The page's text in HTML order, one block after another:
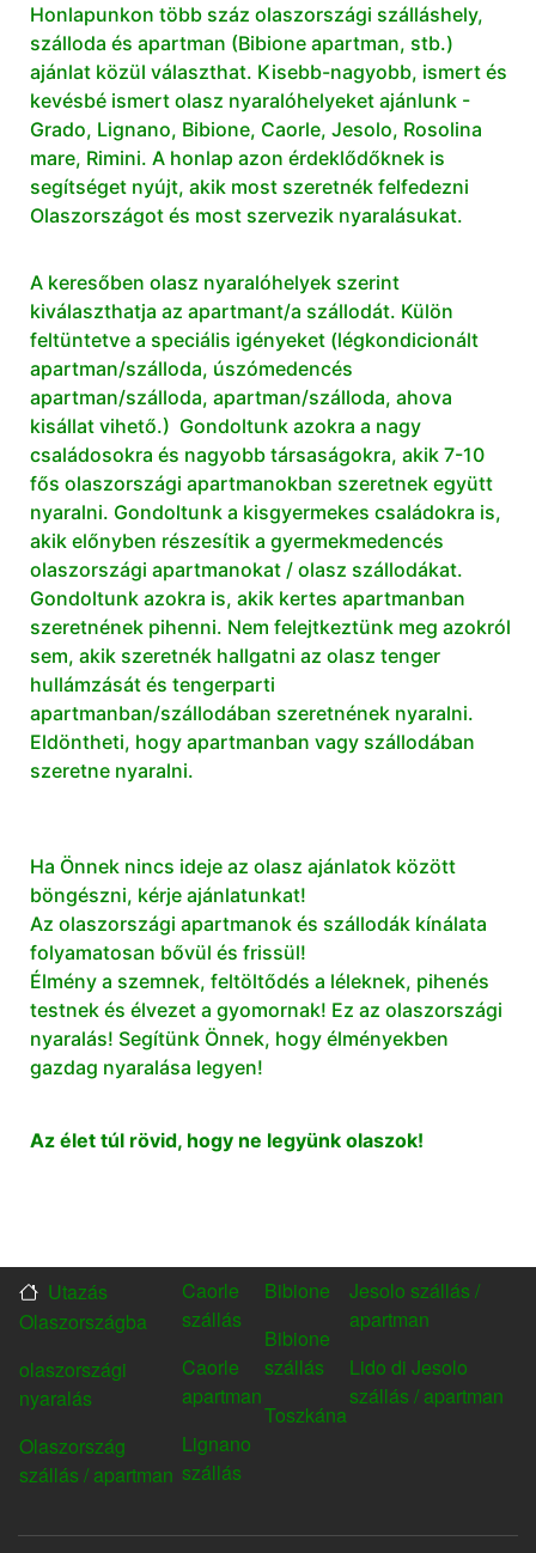
Honlapunkon több száz olaszországi szálláshely,
szálloda és apartman (Bibione apartman, stb.)
ajánlat közül választhat. Kisebb-nagyobb, ismert és
kevésbé ismert olasz nyaralóhelyeket ajánlunk -
Grado, Lignano, Bibione, Caorle,Jesolo, Rosolina
mare, Rimini. A honlap azon érdeklődőknek is
segítséget nyújt, akik most szeretnék felfedezni
Olaszországot és most szervezik nyaralásukat.
A keresőben olasz nyaralóhelyek szerint
kiválaszthatja az apartmant/a szállodát. Külön
feltüntetve a speciális igényeket (légkondicionált
apartman/szálloda, úszómedencés
apartman/szálloda, apartman/szálloda, ahova
kisállat vihető.) Gondoltunk azokra a nagy
családosokra és nagyobb társaságokra, akik 7-10
fős olaszországi apartmanokban szeretnek együtt
nyaralni. Gondoltunk a kisgyermekes családokra is,
akik előnyben részesítik a gyermekmedencés
olaszországi apartmanokat / olasz szállodákat.
Gondoltunk azokra is, akik kertes apartmanban
szeretnének pihenni. Nem felejtkeztünk meg azokról
sem, akik szeretnék hallgatni az olasz tenger
hullámzását és tengerparti
apartmanban/szállodában szeretnének nyaralni.
Eldöntheti, hogy apartmanban vagy szállodában
szeretne nyaralni.
Ha Önnek nincs ideje az olasz ajánlatok között
böngészni, kérje ajánlatunkat!
Az olaszországi apartmanok és szállodák kínálata
folyamatosan bővül és frissül!
Élmény a szemnek, feltöltődés a léleknek, pihenés
testnek és élvezet a gyomornak! Ez az olaszországi
nyaralás! Segítünk Önnek, hogy élményekben
gazdag nyaralása legyen!
Az élet túl rövid, hogy ne legyünk olaszok!
FOOTER
MENU1
Utazás
Olaszországba
olaszországi
nyaralás
Olaszország
szállás / apartman
FOOTER
MENU2
Caorle
szállás
Caorle
apartman
Lignano
szállás
FOOTER
Bibione
Bibione
szállás
Toszkána
FOOTER
MENU4
Jesolo szállás /
apartman
Lido di Jesolo
szállás / apartman